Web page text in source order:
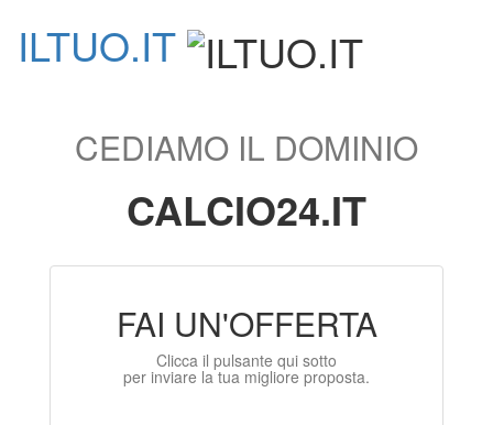
ILTUO.IT
CEDIAMO IL DOMINIO
CALCIO24.IT
FAI UN'OFFERTA
Clicca il pulsante qui sotto
per inviare la tua migliore proposta.